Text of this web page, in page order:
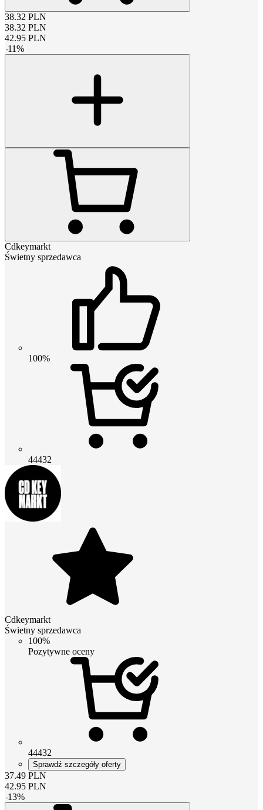
38.32 PLN
38.32 PLN
42.95 PLN
-11%
Cdkeymarkt
Świetny sprzedawca
100%
44432
Cdkeymarkt
Świetny sprzedawca
100%
Pozytywne oceny
44432
Sprawdź szczegóły oferty
37.49 PLN
42.95 PLN
-13%